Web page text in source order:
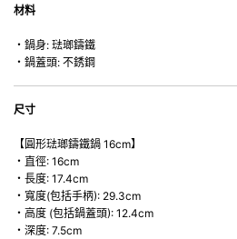
材料
・鍋身: 琺瑯鑄鐵
・鍋蓋頭: 不銹鋼
尺寸
【圓形琺瑯鑄鐵鍋 16cm】
・直徑: 16cm
・長度: 17.4cm
・寬度(包括手柄): 29.3cm
・高度 (包括鍋蓋頭): 12.4cm
・深度: 7.5cm